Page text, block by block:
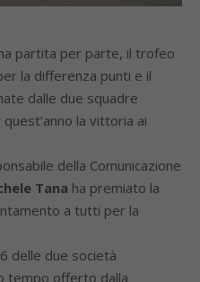
partita per parte, il trofeo
la differenza punti e il
dalle due squadre
la vittoria ai
della Comunicazione
Tana ha premiato la
a tutti per la
delle due società
tempo offerto dalla